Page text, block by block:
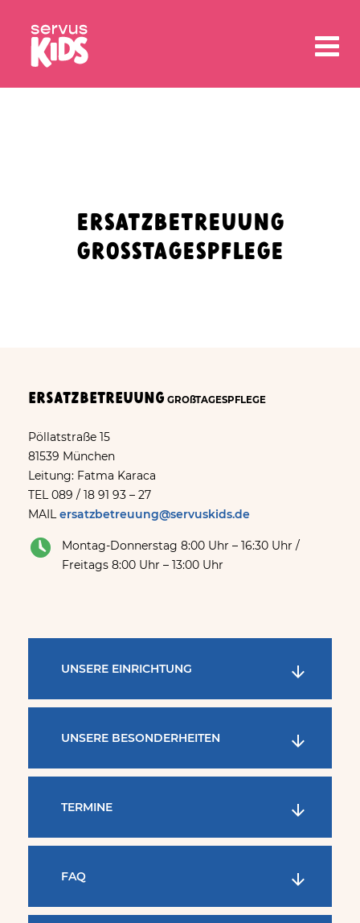
ERSATZBETREUUNG
GROSSTAGESPFLEGE
Ersatzbetreuung GROßTAGESPFLEGE
Pöllatstraße 15
81539 München
Leitung: Fatma Karaca
TEL 089 / 18 91 93 – 27
MAILersatzbetreuung@servuskids.de
Montag-Donnerstag 8:00 Uhr – 16:30 Uhr /
Freitags 8:00 Uhr – 13:00 Uhr
UNSERE EINRICHTUNG
UNSERE BESONDERHEITEN
TERMINE
FAQ